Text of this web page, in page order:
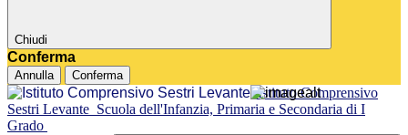
Chiudi
Conferma
Annulla Conferma
Istituto Comprensivo
Sestri Levante Scuola dell'Infanzia, Primaria e Secondaria di I
Grado